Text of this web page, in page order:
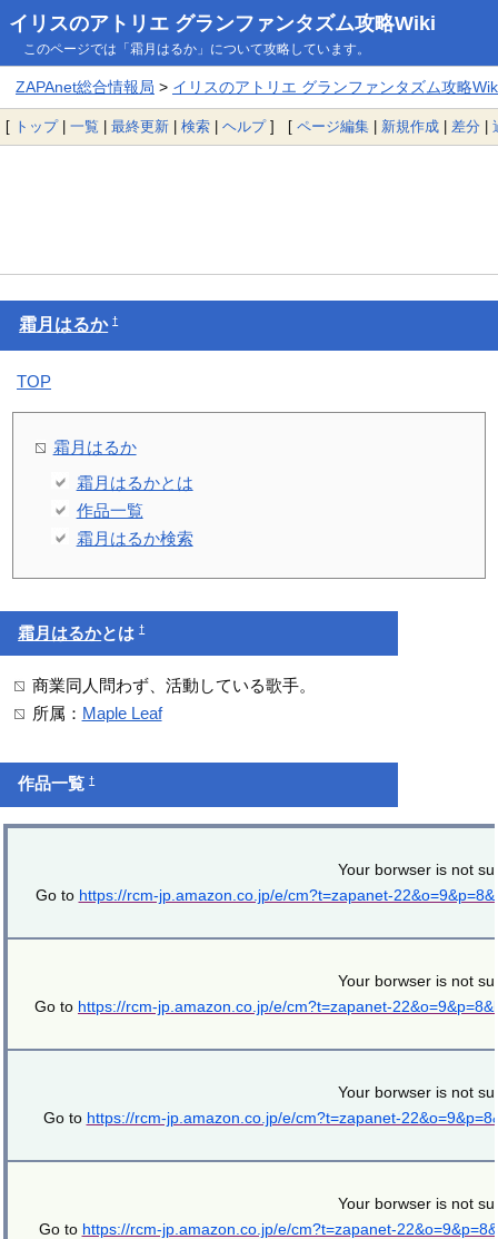
イリスのアトリエ グランファンタズム攻略Wiki
このページでは「霜月はるか」について攻略しています。
ZAPAnet総合情報局 > イリスのアトリエ グランファンタズム攻略
[ トップ| 一覧 | 最終更新 | 検索 | ヘルプ] [ ページ編集 | 新規作成 | 差分 |
霜月はるか †
TOP
霜月はるか
霜月はるかとは
作品一覧
霜月はるか検索
霜月はるかとは†
商業同人問わず、活動している歌手。
所属： Maple Leaf
作品一覧†
Your borwser is not
Go to https://rcm-jp.amazon.co.jp/e/cm?t=zapanet-
Your borwser is not
Go to https://rcm-jp.amazon.co.jp/e/cm?t=zapanet-
Your borwser is not
Go to https://rcm-jp.amazon.co.jp/e/cm?t=zapanet-
Your borwser is not
Go to https://rcm-jp.amazon.co.jp/e/cm?t=zapanet-